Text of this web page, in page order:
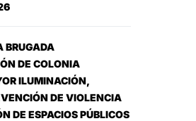
BRUGADA
DE COLONIA
ILUMINACIÓN,
DE VIOLENCIA
DE ESPACIOS PÚBLICOS